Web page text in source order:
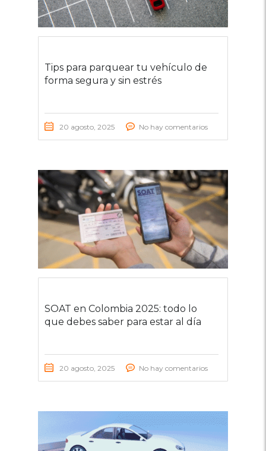
Tips para parquear tu vehículo de
forma segura y sin estrés
20 agosto, 2025 No hay comentarios
SOAT en Colombia 2025: todo lo
que debes saber para estar al día
20 agosto, 2025 No hay comentarios